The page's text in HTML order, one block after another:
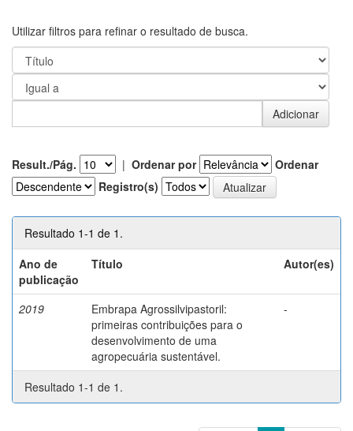
Utilizar filtros para refinar o resultado de busca.
Result./Pág. | Ordenar por
Ordenar
Registro(s)
Resultado 1-1 de 1.
Ano de
publicação
Título Autor(es)
2019
Embrapa Agrossilvipastoril:
primeiras contribuições para o
desenvolvimento de uma
agropecuária sustentável.
-
Resultado 1-1 de 1.